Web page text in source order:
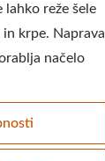
reže šele
krpe. Naprava
načelo